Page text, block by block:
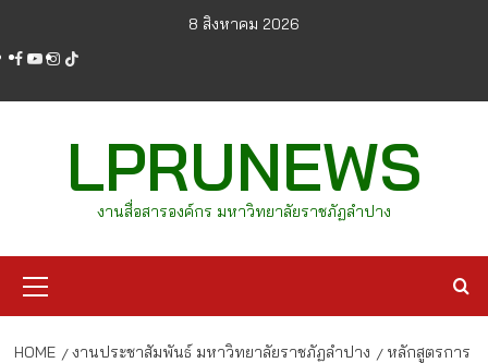
content
8 สิงหาคม 2026
facebook
youtube
instagram
tiktok
LPRUNEWS
งานสื่อสารองค์กร มหาวิทยาลัยราชภัฏลำปาง
Menu
HOME งานประชาสัมพันธ์ มหาวิทยาลัยราชภัฏลำปาง
หลักสูตรการ